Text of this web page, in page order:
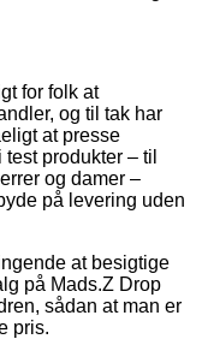
for folk at
og til tak har
at presse
produkter – til
og damer –
på levering uden
at besigtige
på Mads.Z Drop
sådan at man er
pris.